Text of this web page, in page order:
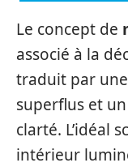
Le concept de
associé à la
traduit par
superflus et
clarté. L’idéal
intérieur